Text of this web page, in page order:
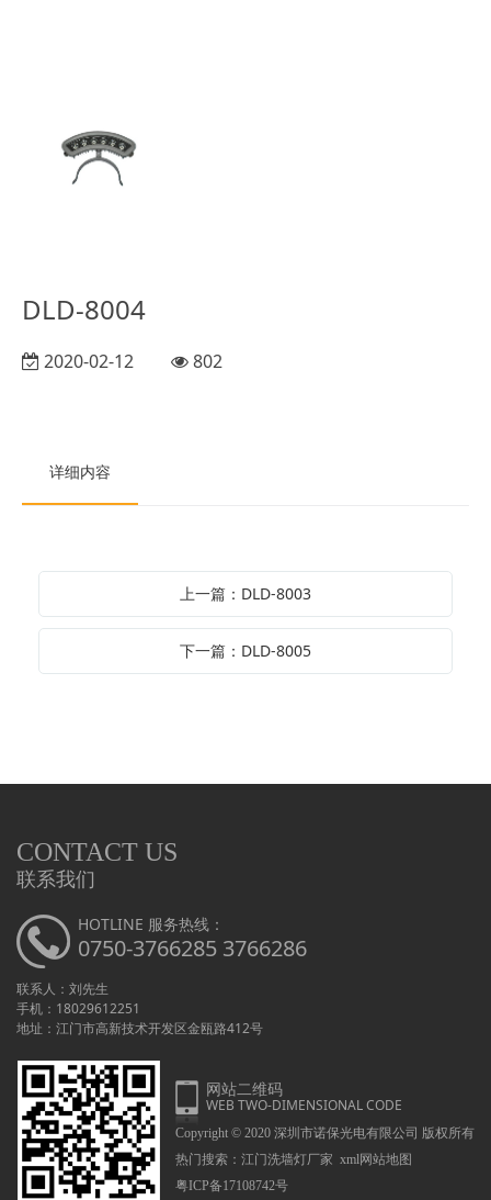
DLD-8004
2020-02-12 802
详细内容
上一篇：DLD-8003
下一篇：DLD-8005
CONTACT US
联系我们
HOTLINE 服务热线：
0750-3766285 3766286
联系人：刘先生
手机：18029612251
地址：江门市高新技术开发区金瓯路412号
网站二维码
WEB TWO-DIMENSIONAL CODE
Copyright © 2020 深圳市诺保光电有限公司 版权所有
热门搜索： 江门洗墙灯厂家 xml网站地图
粤ICP备17108742号